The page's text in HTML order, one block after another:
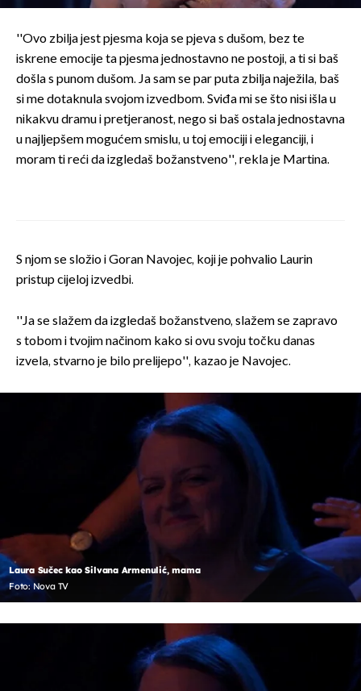
''Ovo zbilja jest pjesma koja se pjeva s dušom, bez te
iskrene emocije ta pjesma jednostavno ne postoji, a ti si baš
došla s punom dušom. Ja sam se par puta zbilja naježila, baš
si me dotaknula svojom izvedbom. Sviđa mi se što nisi išla u
nikakvu dramu i pretjeranost, nego si baš ostala jednostavna
u najljepšem mogućem smislu, u toj emociji i eleganciji, i
moram ti reći da izgledaš božanstveno'', rekla je Martina.
S njom se složio i Goran Navojec, koji je pohvalio Laurin
pristup cijeloj izvedbi.
''Ja se slažem da izgledaš božanstveno, slažem se zapravo
s tobom i tvojim načinom kako si ovu svoju točku danas
izvela, stvarno je bilo prelijepo'', kazao je Navojec.
Laura Sučec kao Silvana Armenulić, mama
Foto: Nova TV